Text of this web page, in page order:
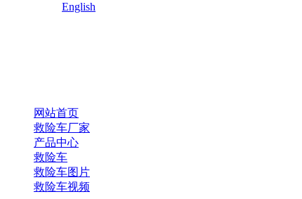
English
网站首页
救险车厂家
产品中心
救险车
救险车图片
救险车视频